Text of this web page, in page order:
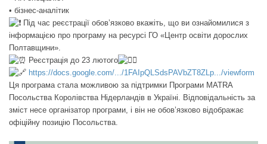
• бізнес-аналітик
Під час реєстрації обов’язково вкажіть, що ви ознайомилися з
інформацією про програму на ресурсі ГО «Центр освіти дорослих
Полтавщини».
Реєстрація до 23 лютого
https://docs.google.com/.../1FAIpQLSdsPAVbZT8ZLp.../viewform
Ця програма стала можливою за підтримки Програми MATRA
Посольства Королівства Нідерландів в Україні. Відповідальність за
зміст несе організатор програми, і він не обов’язково відображає
офіційну позицію Посольства.